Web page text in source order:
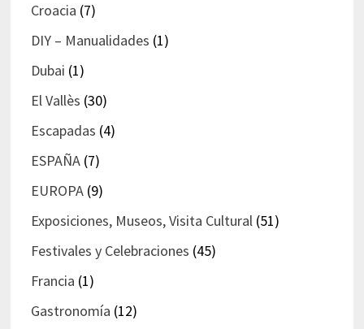
Croacia (7)
DIY – Manualidades (1)
Dubai (1)
El Vallès (30)
Escapadas (4)
ESPAÑA(7)
EUROPA(9)
Exposiciones, Museos, Visita Cultural(51)
Festivales y Celebraciones (45)
Francia (1)
Gastronomía (12)